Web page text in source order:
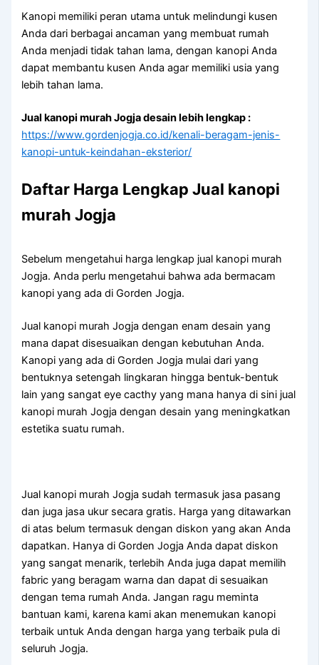
Kanopi memiliki peran utama untuk melindungi kusen
Anda dari berbagai ancaman yang membuat rumah
Anda menjadi tidak tahan lama, dengan kanopi Anda
dapat membantu kusen Anda agar memiliki usia yang
lebih tahan lama.
Jual kanopi murah Jogja desain lebih lengkap :
https://www.gordenjogja.co.id/kenali-beragam-jenis-
kanopi-untuk-keindahan-eksterior/
Daftar Harga Lengkap Jual kanopi
murah Jogja
Sebelum mengetahui harga lengkap jual kanopi murah
Jogja. Anda perlu mengetahui bahwa ada bermacam
kanopi yang ada di Gorden Jogja.
Jual kanopi murah Jogja dengan enam desain yang
mana dapat disesuaikan dengan kebutuhan Anda.
Kanopi yang ada di Gorden Jogja mulai dari yang
bentuknya setengah lingkaran hingga bentuk-bentuk
lain yang sangat eye cacthy yang mana hanya di sini jual
kanopi murah Jogja dengan desain yang meningkatkan
estetika suatu rumah.
Jual kanopi murah Jogja sudah termasuk jasa pasang
dan juga jasa ukur secara gratis. Harga yang ditawarkan
di atas belum termasuk dengan diskon yang akan Anda
dapatkan. Hanya di Gorden Jogja Anda dapat diskon
yang sangat menarik, terlebih Anda juga dapat memilih
fabric yang beragam warna dan dapat di sesuaikan
dengan tema rumah Anda. Jangan ragu meminta
bantuan kami, karena kami akan menemukan kanopi
terbaik untuk Anda dengan harga yang terbaik pula di
seluruh Jogja.